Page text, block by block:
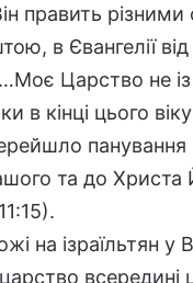
править
в Євангелії
Царство не із
в кінці цього
панування
та до Христа
на ізраїльтян у
всередині